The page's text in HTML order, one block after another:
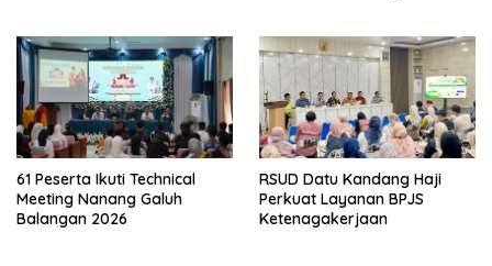
61 Peserta Ikuti Technical
Meeting Nanang Galuh
Balangan 2026
RSUD Datu Kandang Haji
Perkuat Layanan BPJS
Ketenagakerjaan